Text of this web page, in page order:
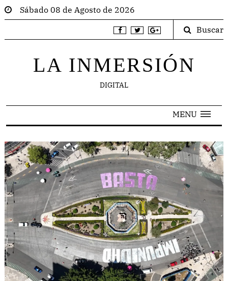
Sábado 08 de Agosto de 2026
Buscar
LA INMERSIÓN
DIGITAL
MENU